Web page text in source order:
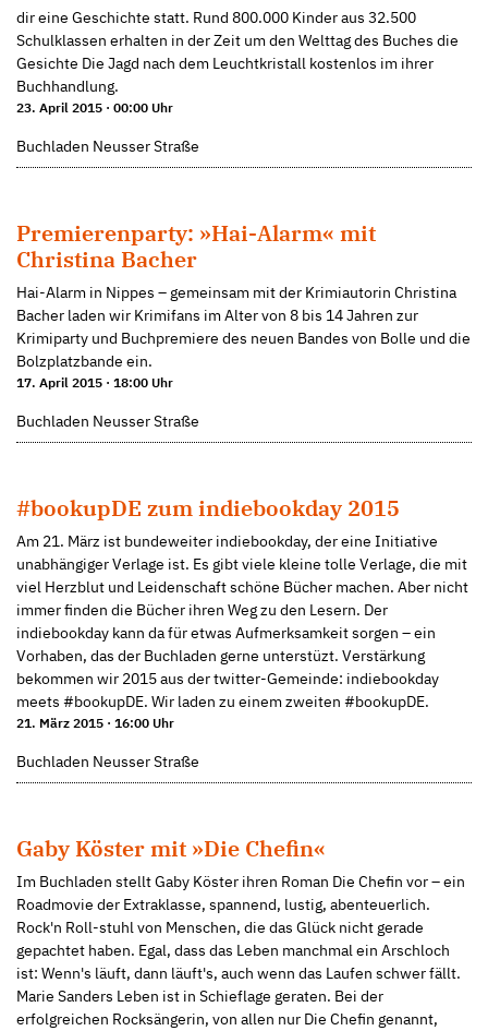
dir eine Geschichte statt. Rund 800.000 Kinder aus 32.500
Schulklassen erhalten in der Zeit um den Welttag des Buches die
Gesichte Die Jagd nach dem Leuchtkristall kostenlos im ihrer
Buchhandlung.
23. April 2015 · 00:00 Uhr
Buchladen Neusser Straße
Premierenparty: »Hai-Alarm« mit
Christina Bacher
Hai-Alarm in Nippes – gemeinsam mit der Krimiautorin Christina
Bacher laden wir Krimifans im Alter von 8 bis 14 Jahren zur
Krimiparty und Buchpremiere des neuen Bandes von Bolle und die
Bolzplatzbande ein.
17. April 2015 · 18:00 Uhr
Buchladen Neusser Straße
#bookupDE zum indiebookday 2015
Am 21. März ist bundeweiter indiebookday, der eine Initiative
unabhängiger Verlage ist. Es gibt viele kleine tolle Verlage, die mit
viel Herzblut und Leidenschaft schöne Bücher machen. Aber nicht
immer finden die Bücher ihren Weg zu den Lesern. Der
indiebookday kann da für etwas Aufmerksamkeit sorgen – ein
Vorhaben, das der Buchladen gerne unterstüzt. Verstärkung
bekommen wir 2015 aus der twitter-Gemeinde: indiebookday
meets #bookupDE. Wir laden zu einem zweiten #bookupDE.
21. März 2015 · 16:00 Uhr
Buchladen Neusser Straße
Gaby Köster mit »Die Chefin«
Im Buchladen stellt Gaby Köster ihren Roman Die Chefin vor – ein
Roadmovie der Extraklasse, spannend, lustig, abenteuerlich.
Rock'n Roll-stuhl von Menschen, die das Glück nicht gerade
gepachtet haben. Egal, dass das Leben manchmal ein Arschloch
ist: Wenn's läuft, dann läuft's, auch wenn das Laufen schwer fällt.
Marie Sanders Leben ist in Schieflage geraten. Bei der
erfolgreichen Rocksängerin, von allen nur Die Chefin genannt,